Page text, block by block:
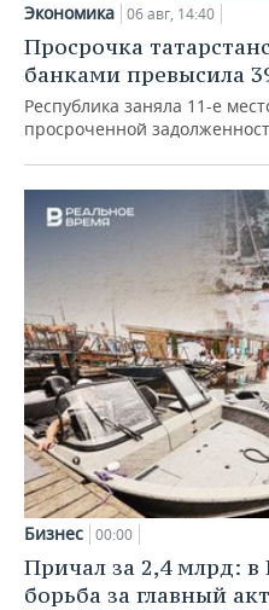
Экономика 06 авг, 14:40
Просрочка
банками превысила
Республика заняла 11-е
просроченной
Бизнес 00:00
Причал за 2,4 млрд: в
борьба за главный